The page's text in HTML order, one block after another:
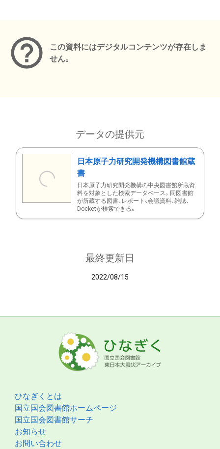
この資料にはデジタルコンテンツが存在しま
せん。
データの提供元
日本原子力研究開発機構図書館蔵
書
日本原子力研究開発機構の中央図書館所蔵資
料を対象とした検索データベース。同図書館
が所蔵する図書、レポート、会議資料、雑誌、
Docketが検索できる。
最終更新日
2022/08/15
ひなぎくとは
国立国会図書館ホームページ
国立国会図書館サーチ
お知らせ
お問い合わせ